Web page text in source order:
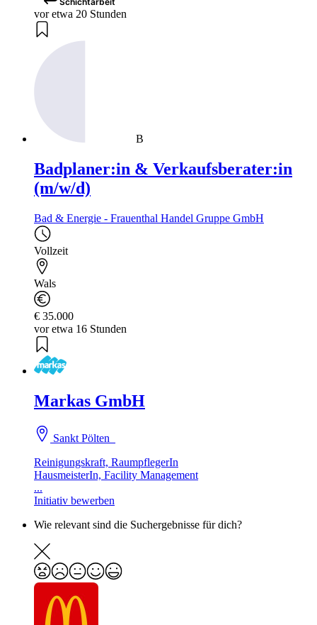
vor etwa 20 Stunden
B
Badplaner:in & Verkaufsberater:in
(m/w/d)
Bad & Energie - Frauenthal Handel Gruppe GmbH
Vollzeit
Wals
€ 35.000
vor etwa 16 Stunden
Markas GmbH
Sankt Pölten
Reinigungskraft, RaumpflegerIn
HausmeisterIn, Facility Management
...
Initiativ bewerben
Wie relevant sind die Suchergebnisse für dich?